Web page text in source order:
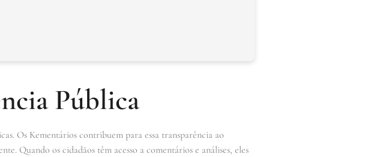
Pública
Os Kementários contribuem para essa transparência ao
Quando os cidadãos têm acesso a comentários e análises, eles